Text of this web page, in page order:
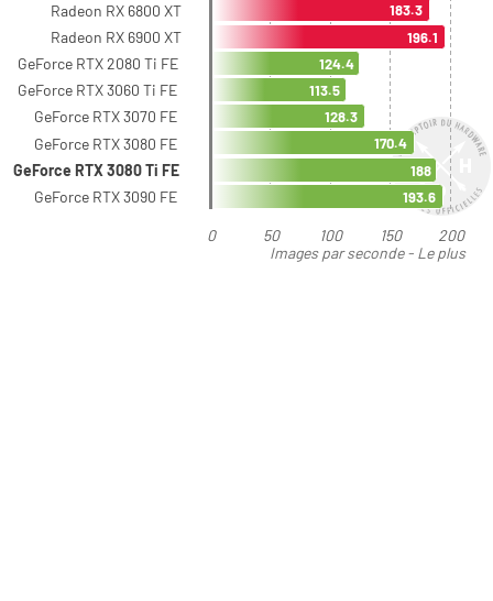
Images par seconde - Le plus
0 50 100 150 200
Radeon RX 6800 XT
Radeon RX 6900 XT
GeForce RTX 2080 Ti FE
GeForce RTX 3060 Ti FE
GeForce RTX 3070 FE
GeForce RTX 3080 FE
GeForce RTX 3080 Ti FE
GeForce RTX 3090 FE
183.3
196.1
124.4
113.5
128.3
170.4
188
193.6